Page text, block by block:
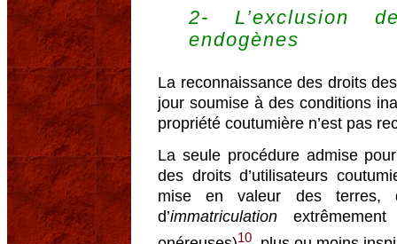
2- L’exclusion
endogènes
La reconnaissance des droits
jour soumise à des conditions
propriété coutumière n’est pas
La seule procédure admise
des droits d’utilisateurs
mise en valeur des terres,
d’immatriculation
10